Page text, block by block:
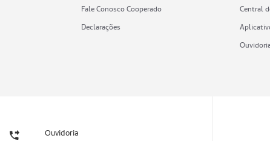
Fale Conosco Cooperado
Declarações
Central
Ouvidoria